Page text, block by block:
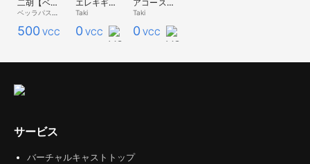
二胡【ベッラ楽器】
500 VCC
エレキギター Electric Guitar
Taki
0 VCC
アコースティックギター Acoustic Guitar
Taki
0 VCC
サービス
バーチャルキャストトップ